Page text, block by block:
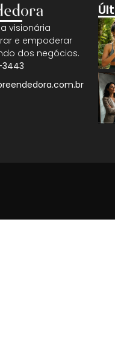
visionária
e empoderar
dos negócios.
3443